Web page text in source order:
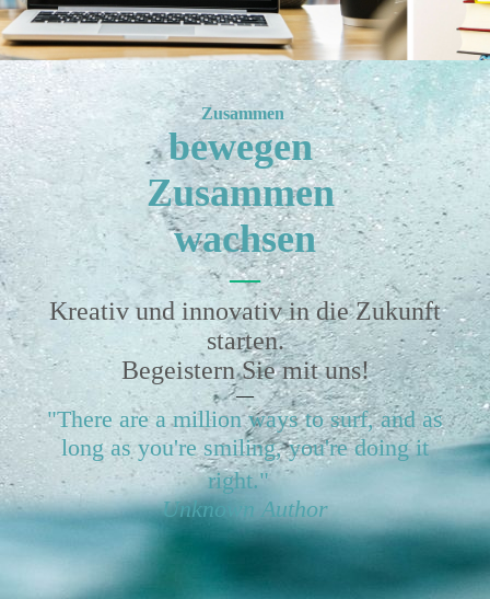
Zusammen
bewegen
Zusammen
wachsen
—
Kreativ und innovativ in die Zukunft
starten.
Begeistern Sie mit uns!
—
"There are a million ways to surf, and as
long as you're smiling, you're doing it
right."
Unknown Author